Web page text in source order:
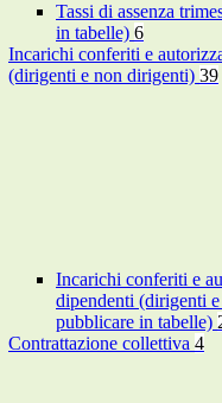
Tassi di assenza
in tabelle) 6
Incarichi conferiti e
(dirigenti e non dirigenti) 39
Incarichi conferiti e
dipendenti (dirigenti
pubblicare in tabelle)
Contrattazione collettiva 4